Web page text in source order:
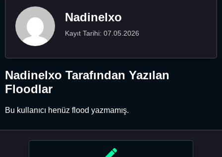
Nadinelxo
Kayıt Tarihi: 07.05.2026
Nadinelxo Tarafından Yazılan
Floodlar
Bu kullanıcı henüz flood yazmamış.